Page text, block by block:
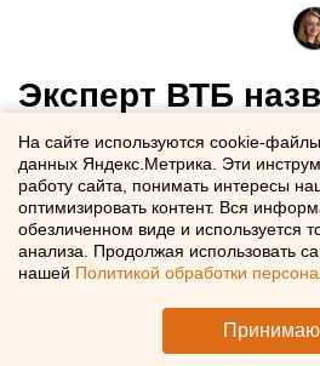
Эксперт ВТБ
ключевые
развития
между банками
На Финансовом конгрессе Банка
основные условия для Open API
На сайте используются cookie-
данных Яндекс.Метрика. Эти
работу сайта, понимать интересы
оптимизировать контент. Вся
обезличенном виде и используется
анализа. Продолжая использовать
нашей Политикой обработки
Принимаю